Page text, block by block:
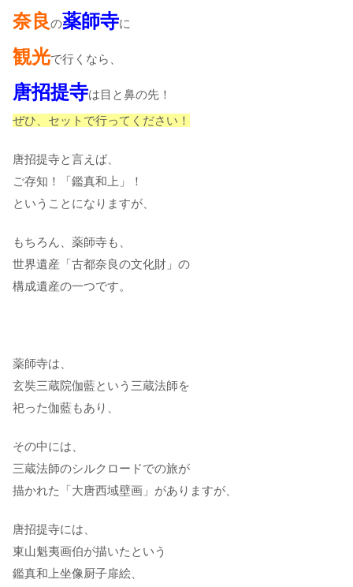
奈良の薬師寺に
観光で行くなら、
唐招提寺は目と鼻の先！
ぜひ、セットで行ってください！
唐招提寺と言えば、
ご存知！「鑑真和上」！
ということになりますが、
もちろん、薬師寺も、
世界遺産「古都奈良の文化財」の
構成遺産の一つです。
薬師寺は、
玄奘三蔵院伽藍という三蔵法師を
祀った伽藍もあり、
その中には、
三蔵法師のシルクロードでの旅が
描かれた「大唐西域壁画」がありますが、
唐招提寺には、
東山魁夷画伯が描いたという
鑑真和上坐像厨子扉絵、